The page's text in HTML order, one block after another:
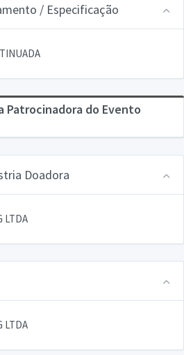
/ Especificação
Patrocinadora do Evento
Doadora
LTDA
LTDA